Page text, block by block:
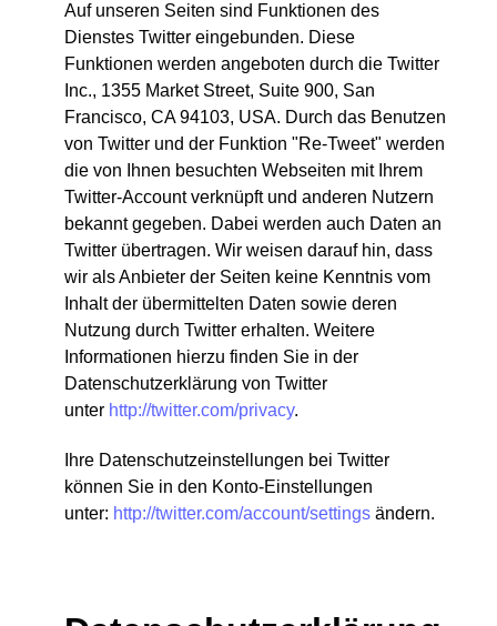
Auf unseren Seiten sind Funktionen des
Dienstes Twitter eingebunden. Diese
Funktionen werden angeboten durch die Twitter
Inc., 1355 Market Street, Suite 900, San
Francisco, CA 94103, USA. Durch das Benutzen
von Twitter und der Funktion "Re-Tweet" werden
die von Ihnen besuchten Webseiten mit Ihrem
Twitter-Account verknüpft und anderen Nutzern
bekannt gegeben. Dabei werden auch Daten an
Twitter übertragen. Wir weisen darauf hin, dass
wir als Anbieter der Seiten keine Kenntnis vom
Inhalt der übermittelten Daten sowie deren
Nutzung durch Twitter erhalten. Weitere
Informationen hierzu finden Sie in der
Datenschutzerklärung von Twitter
unter http://twitter.com/privacy.
Ihre Datenschutzeinstellungen bei Twitter
können Sie in den Konto-Einstellungen
unter: http://twitter.com/account/settings ändern.